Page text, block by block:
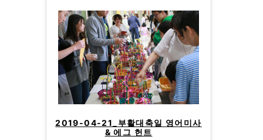
2019-04-21_부활대축일 영어미사
& 에그 헌트